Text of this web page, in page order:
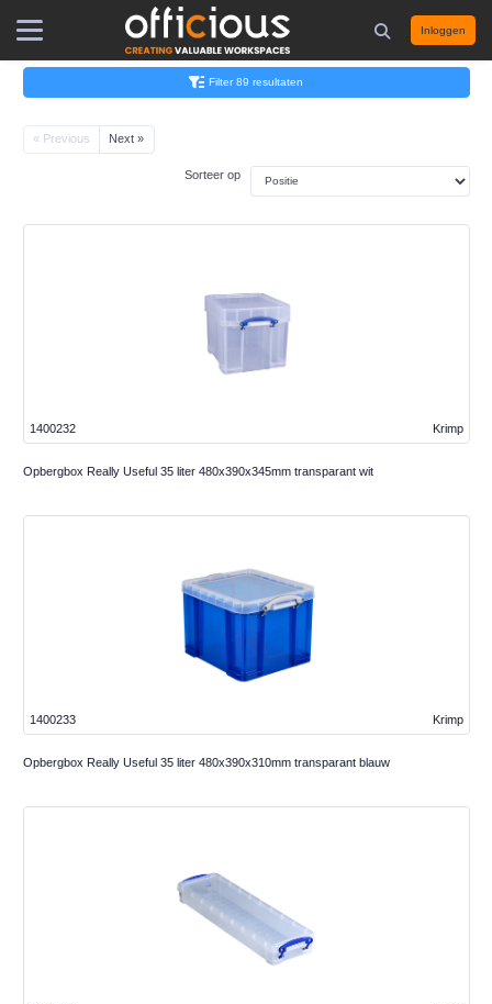
Inloggen
Filter 89 resultaten
« Previous Next »
Sorteer op
Krimp
1400232
Opbergbox Really Useful 35 liter 480x390x345mm transparant wit
Krimp
1400233
Opbergbox Really Useful 35 liter 480x390x310mm transparant blauw